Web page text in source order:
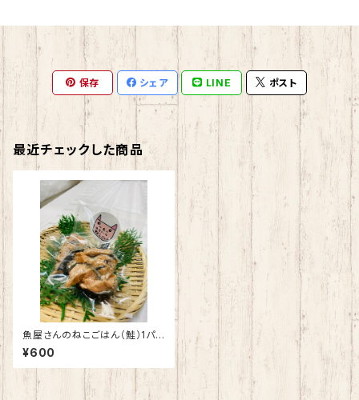
保存 シェア LINE ポスト
最近チェックした商品
魚屋さんのねこごはん（鮭）1パッ
ク50g
¥600